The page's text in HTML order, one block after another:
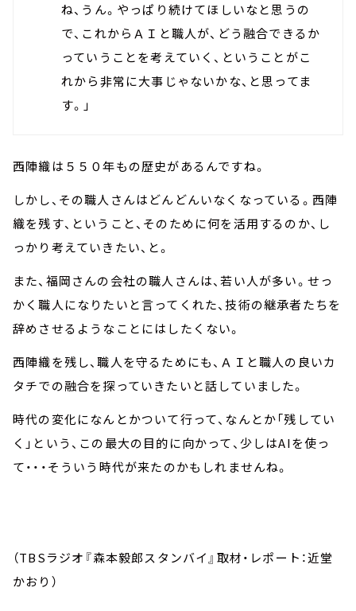
ね、うん。やっぱり続けてほしいなと思うの
で、これからＡＩと職人が、どう融合できるか
っていうことを考えていく、ということがこ
れから非常に大事じゃないかな、と思ってま
す。」
西陣織は５５０年もの歴史があるんですね。
しかし、その職人さんはどんどんいなくなっている。西陣
織を残す、ということ、そのために何を活用するのか、し
っかり考えていきたい、と。
また、福岡さんの会社の職人さんは、若い人が多い。せっ
かく職人になりたいと言ってくれた、技術の継承者たちを
辞めさせるようなことにはしたくない。
西陣織を残し、職人を守るためにも、ＡＩと職人の良いカ
タチでの融合を探っていきたいと話していました。
時代の変化になんとかついて行って、なんとか「残してい
く」という、この最大の目的に向かって、少しはAIを使っ
て・・・そういう時代が来たのかもしれませんね。
（TBSラジオ『森本毅郎スタンバイ』取材・レポート：近堂
かおり）